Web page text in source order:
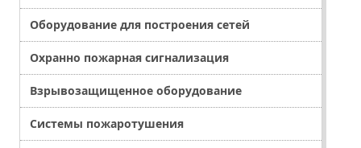
Оборудование для построения сетей
Охранно пожарная сигнализация
Взрывозащищенное оборудование
Системы пожаротушения